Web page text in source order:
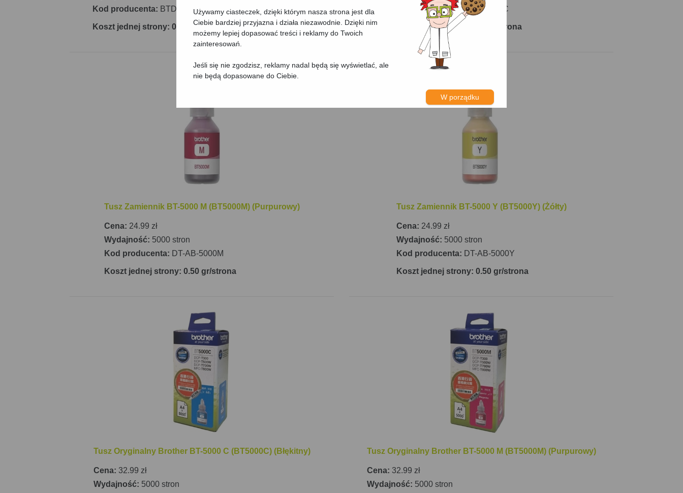
Używamy ciasteczek, dzięki którym nasza strona jest dla
Ciebie bardziej przyjazna i działa niezawodnie. Dzięki nim
możemy lepiej dopasować treści i reklamy do Twoich
zainteresowań.
Jeśli się nie zgodzisz, reklamy nadal będą się wyświetlać, ale
nie będą dopasowane do Ciebie.
W porządku
Kod producenta: BTD60BK
Koszt jednej strony: 0.65 gr/strona
Tusz Zamiennik BT-5000 M (BT5000M) (Purpurowy)
Cena: 24.99 zł
Wydajność: 5000 stron
Kod producenta: DT-AB-5000M
Koszt jednej strony: 0.50 gr/strona
Tusz Oryginalny Brother BT-5000 C (BT5000C) (Błękitny)
Cena: 32.99 zł
Wydajność: 5000 stron
Kod producenta:DT-AB-5000C
Koszt jednej strony: 0.50 gr/strona
Tusz Zamiennik BT-5000 Y (BT5000Y) (Żółty)
Cena: 24.99 zł
Wydajność: 5000 stron
Kod producenta: DT-AB-5000Y
Koszt jednej strony: 0.50 gr/strona
Tusz Oryginalny Brother BT-5000 M (BT5000M) (Purpurowy)
Cena: 32.99 zł
Wydajność: 5000 stron